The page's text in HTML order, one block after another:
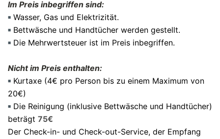
Im Preis inbegriffen sind:
Wasser, Gas und Elektrizität.
Bettwäsche und Handtücher werden gestellt.
Die Mehrwertsteuer ist im Preis inbegriffen.
Nicht im Preis enthalten:
Kurtaxe (4€ pro Person bis zu einem Maximum von
20€)
Die Reinigung (inklusive Bettwäsche und Handtücher)
beträgt 75€
Der Check-in- und Check-out-Service, der Empfang